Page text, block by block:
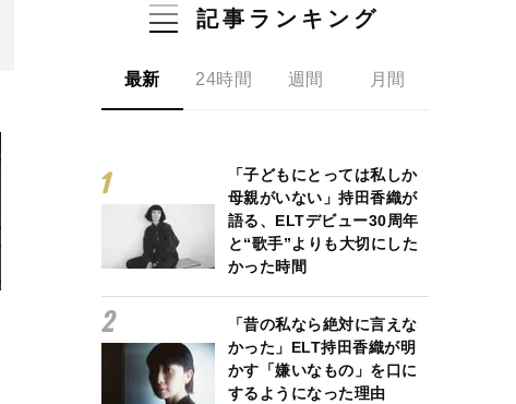
記事ランキング
最新 24時間 週間 月間
「子どもにとっては私しか
母親がいない」持田香織が
語る、ELTデビュー30周年
と“歌手”よりも大切にした
かった時間
「昔の私なら絶対に言えな
かった」ELT持田香織が明
かす「嫌いなもの」を口に
するようになった理由